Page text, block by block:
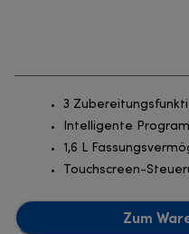
3
Intelligente
1,6 L
Touchscreen-
Zum